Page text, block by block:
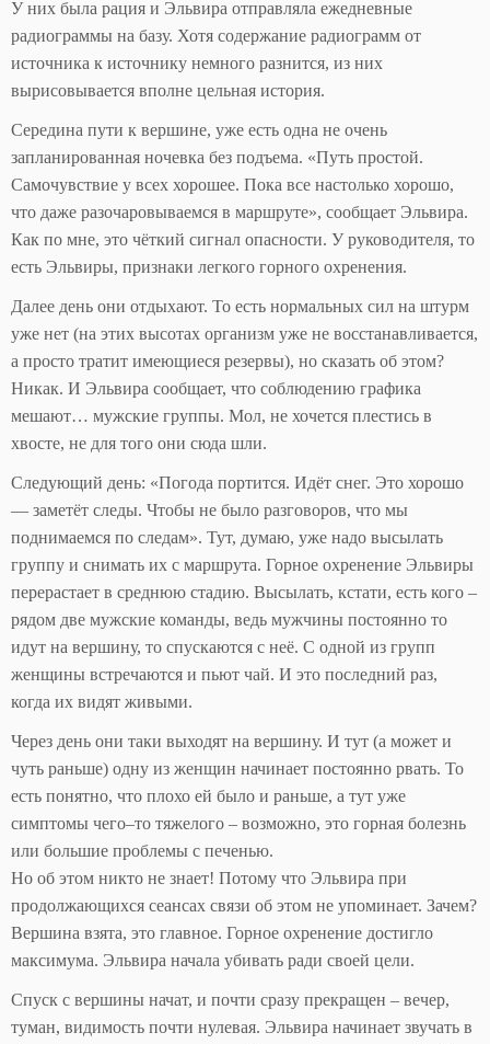
У них была рация и Эльвира отправляла ежедневные
радиограммы на базу. Хотя содержание радиограмм от
источника к источнику немного разнится, из них
вырисовывается вполне цельная история.
Середина пути к вершине, уже есть одна не очень
запланированная ночевка без подъема. «Путь простой.
Самочувствие у всех хорошее. Пока все настолько хорошо,
что даже разочаровываемся в маршруте», сообщает Эльвира.
Как по мне, это чёткий сигнал опасности. У руководителя, то
есть Эльвиры, признаки легкого горного охренения.
Далее день они отдыхают. То есть нормальных сил на штурм
уже нет (на этих высотах организм уже не восстанавливается,
а просто тратит имеющиеся резервы), но сказать об этом?
Никак. И Эльвира сообщает, что соблюдению графика
мешают… мужские группы. Мол, не хочется плестись в
хвосте, не для того они сюда шли.
Следующий день: «Погода портится. Идёт снег. Это хорошо
— заметёт следы. Чтобы не было разговоров, что мы
поднимаемся по следам». Тут, думаю, уже надо высылать
группу и снимать их с маршрута. Горное охренение Эльвиры
перерастает в среднюю стадию. Высылать, кстати, есть кого –
рядом две мужские команды, ведь мужчины постоянно то
идут на вершину, то спускаются с неё. С одной из групп
женщины встречаются и пьют чай. И это последний раз,
когда их видят живыми.
Через день они таки выходят на вершину. И тут (а может и
чуть раньше) одну из женщин начинает постоянно рвать. То
есть понятно, что плохо ей было и раньше, а тут уже
симптомы чего–то тяжелого – возможно, это горная болезнь
или большие проблемы с печенью.
Но об этом никто не знает! Потому что Эльвира при
продолжающихся сеансах связи об этом не упоминает. Зачем?
Вершина взята, это главное. Горное охренение достигло
максимума. Эльвира начала убивать ради своей цели.
Спуск с вершины начат, и почти сразу прекращен – вечер,
туман, видимость почти нулевая. Эльвира начинает звучать в